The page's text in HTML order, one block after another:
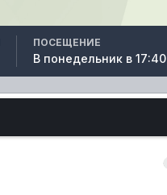
ПОСЕЩЕНИЕ
В понедельник в 17:40